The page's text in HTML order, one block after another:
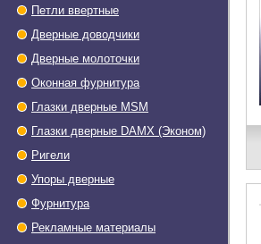
Петли ввертные
Дверные доводчики
Дверные молоточки
Оконная фурнитура
Глазки дверные МSМ
Глазки дверные DAMX (Эконом)
Ригели
Упоры дверные
Фурнитура
Рекламные материалы